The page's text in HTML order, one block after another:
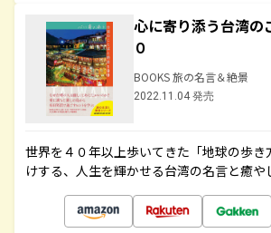
心に寄り添う台湾の
０
BOOKS 旅の名言＆絶景
2022.11.04 発売
世界を４０年以上歩いてきた「地球の歩き
けする、人生を輝かせる台湾の名言と癒や